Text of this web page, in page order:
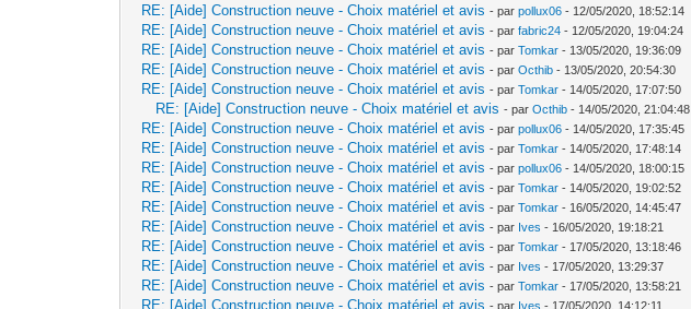
RE: [Aide] Construction neuve - Choix matériel et avis - parpollux06 - 12/05/2020, 18:52:14
RE: [Aide] Construction neuve - Choix matériel et avis - parfabric24 - 12/05/2020, 19:04:24
RE: [Aide] Construction neuve - Choix matériel et avis - parTomkar - 13/05/2020, 19:36:09
RE: [Aide] Construction neuve - Choix matériel et avis - parOcthib - 13/05/2020, 20:54:30
RE: [Aide] Construction neuve - Choix matériel et avis - parTomkar - 14/05/2020, 17:07:50
RE: [Aide] Construction neuve - Choix matériel et avis - parOcthib - 14/05/2020, 21:04:48
RE: [Aide] Construction neuve - Choix matériel et avis - parpollux06 - 14/05/2020, 17:35:45
RE: [Aide] Construction neuve - Choix matériel et avis - parTomkar - 14/05/2020, 17:48:14
RE: [Aide] Construction neuve - Choix matériel et avis - parpollux06 - 14/05/2020, 18:00:15
RE: [Aide] Construction neuve - Choix matériel et avis - parTomkar - 14/05/2020, 19:02:52
RE: [Aide] Construction neuve - Choix matériel et avis - parTomkar - 16/05/2020, 14:45:47
RE: [Aide] Construction neuve - Choix matériel et avis - par Ives - 16/05/2020, 19:18:21
RE: [Aide] Construction neuve - Choix matériel et avis - parTomkar - 17/05/2020, 13:18:46
RE: [Aide] Construction neuve - Choix matériel et avis - par Ives - 17/05/2020, 13:29:37
RE: [Aide] Construction neuve - Choix matériel et avis - parTomkar - 17/05/2020, 13:58:21
RE: [Aide] Construction neuve - Choix matériel et avis - par Ives - 17/05/2020, 14:12:11